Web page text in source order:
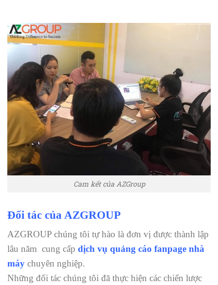
Cam kết của AZGroup
Đối tác của AZGROUP
AZGROUP chúng tôi tự hào là đơn vị được thành lập
lâu năm cung cấp dịch vụ quảng cáo fanpage nhà
máy chuyên nghiệp.
Những đối tác chúng tôi đã thực hiện các chiến lược